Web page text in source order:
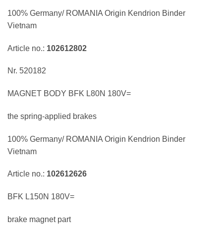
100% Germany/ ROMANIA Origin Kendrion Binder
Vietnam
Article no.: 102612802
Nr. 520182
MAGNET BODY BFK L80N 180V=
the spring-applied brakes
100% Germany/ ROMANIA Origin Kendrion Binder
Vietnam
Article no.: 102612626
BFK L150N 180V=
brake magnet part